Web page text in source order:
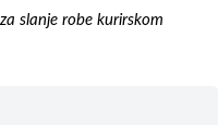
slanje robe kurirskom